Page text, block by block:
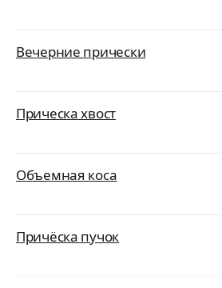
Вечерние прически
Прическа хвост
Объемная коса
Причёска пучок